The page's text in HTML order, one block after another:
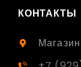
КОНТАКТЫ